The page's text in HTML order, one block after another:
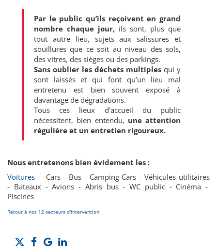
Par le public qu’ils reçoivent en grand
nombre chaque jour, ils sont, plus que
tout autre lieu, sujets aux salissures et
souillures que ce soit au niveau des sols,
des vitres, des sièges ou des parkings.
Sans oublier les déchets multiples qui y
sont laissés et qui font qu’un lieu mal
entretenu est bien souvent exposé à
davantage de dégradations.
Tous ces lieux d'accueil du public
nécessitent, bien entendu, une attention
régulière et un entretien rigoureux.
Nous entretenons bien évidement les :
Voitures - Cars - Bus - Camping-Cars - Véhicules utilitaires
- Bateaux - Avions - Abris bus - WC public - Cinéma -
Piscines
Retour à nos 12 secteurs d'intervention